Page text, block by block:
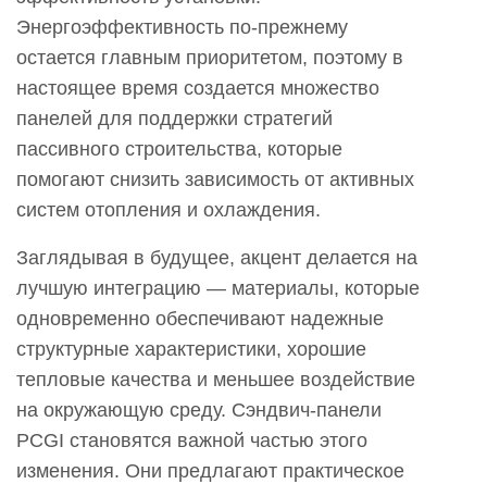
Энергоэффективность по-прежнему
остается главным приоритетом, поэтому в
настоящее время создается множество
панелей для поддержки стратегий
пассивного строительства, которые
помогают снизить зависимость от активных
систем отопления и охлаждения.
Заглядывая в будущее, акцент делается на
лучшую интеграцию — материалы, которые
одновременно обеспечивают надежные
структурные характеристики, хорошие
тепловые качества и меньшее воздействие
на окружающую среду. Сэндвич-панели
PCGI становятся важной частью этого
изменения. Они предлагают практическое